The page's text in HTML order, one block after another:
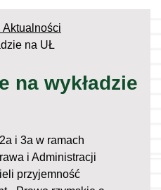
Aktualności
na UŁ
na wykładzie
i 3a w ramach
i Administracji
przyjemność